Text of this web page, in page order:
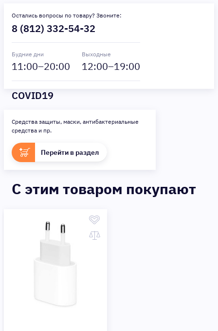
Остались вопросы по товару? Звоните:
8 (812) 332-54-32
Будние дни
11:00–20:00
Выходные
12:00–19:00
COVID19
Средства защиты, маски, антибактериальные
средства и пр.
Перейти в раздел
C этим товаром покупают